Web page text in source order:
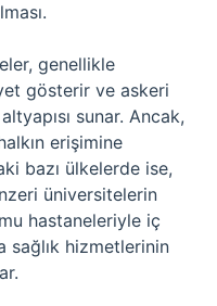
genellikle
gösterir ve askeri
sunar. Ancak,
erişimine
bazı ülkelerde ise,
üniversitelerin
hastaneleriyle iç
sağlık hizmetlerinin